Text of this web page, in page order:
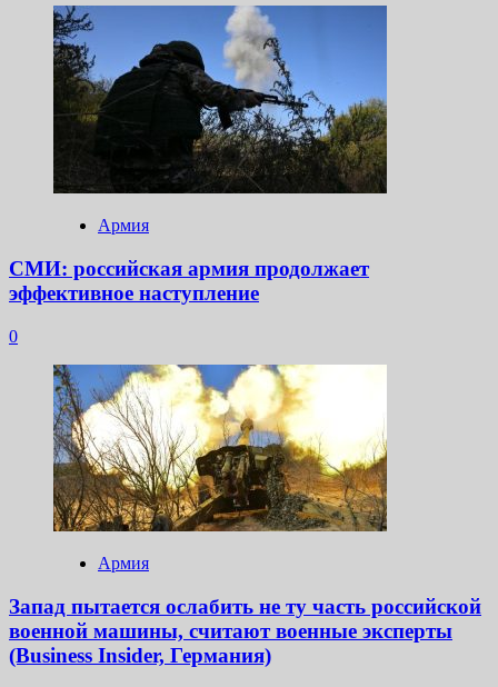
Армия
СМИ: российская армия продолжает
эффективное наступление
0
Армия
Запад пытается ослабить не ту часть российской
военной машины, считают военные эксперты
(Business Insider, Германия)